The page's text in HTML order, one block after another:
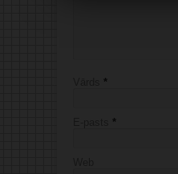
*
*